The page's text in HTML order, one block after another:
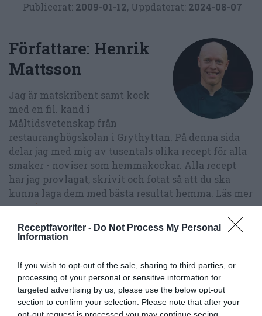
Receptfavoriter - Do Not Process My Personal
Information
If you wish to opt-out of the sale, sharing to third parties, or
processing of your personal or sensitive information for
targeted advertising by us, please use the below opt-out
section to confirm your selection. Please note that after your
opt-out request is processed you may continue seeing
Publicerat: 2009-01-12, Uppdaterat: 2024-08-07
Författare: Henrik
Mattsson
Jag är matskribent samt kock
med en fil. kand i
Måltidsvetenskap från
restauranghögskolan i Grythyttan. På denna sida
delar jag med mig av tusentals olika recept för alla
smaker - noviser som hemmakockar. Alla recept
har jag provlagat, skrivit och fotat så att du ska
kunna laga dem med bästa resultat hemma. Läs mer
om mig.
Tillbehör och liknande:
RECEPT